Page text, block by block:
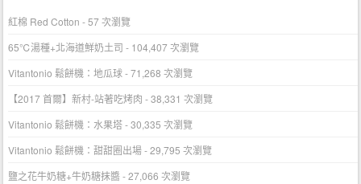
紅棉 Red Cotton - 57 次瀏覽
65℃湯種+北海道鮮奶土司 - 104,407 次瀏覽
Vitantonio 鬆餅機：地瓜球- 71,268 次瀏覽
【2017 首爾】新村-站著吃烤肉 - 38,331 次瀏覽
Vitantonio 鬆餅機：水果塔- 30,335 次瀏覽
Vitantonio 鬆餅機：甜甜圈出場- 29,795 次瀏覽
鹽之花牛奶糖+牛奶糖抹醬- 27,066 次瀏覽